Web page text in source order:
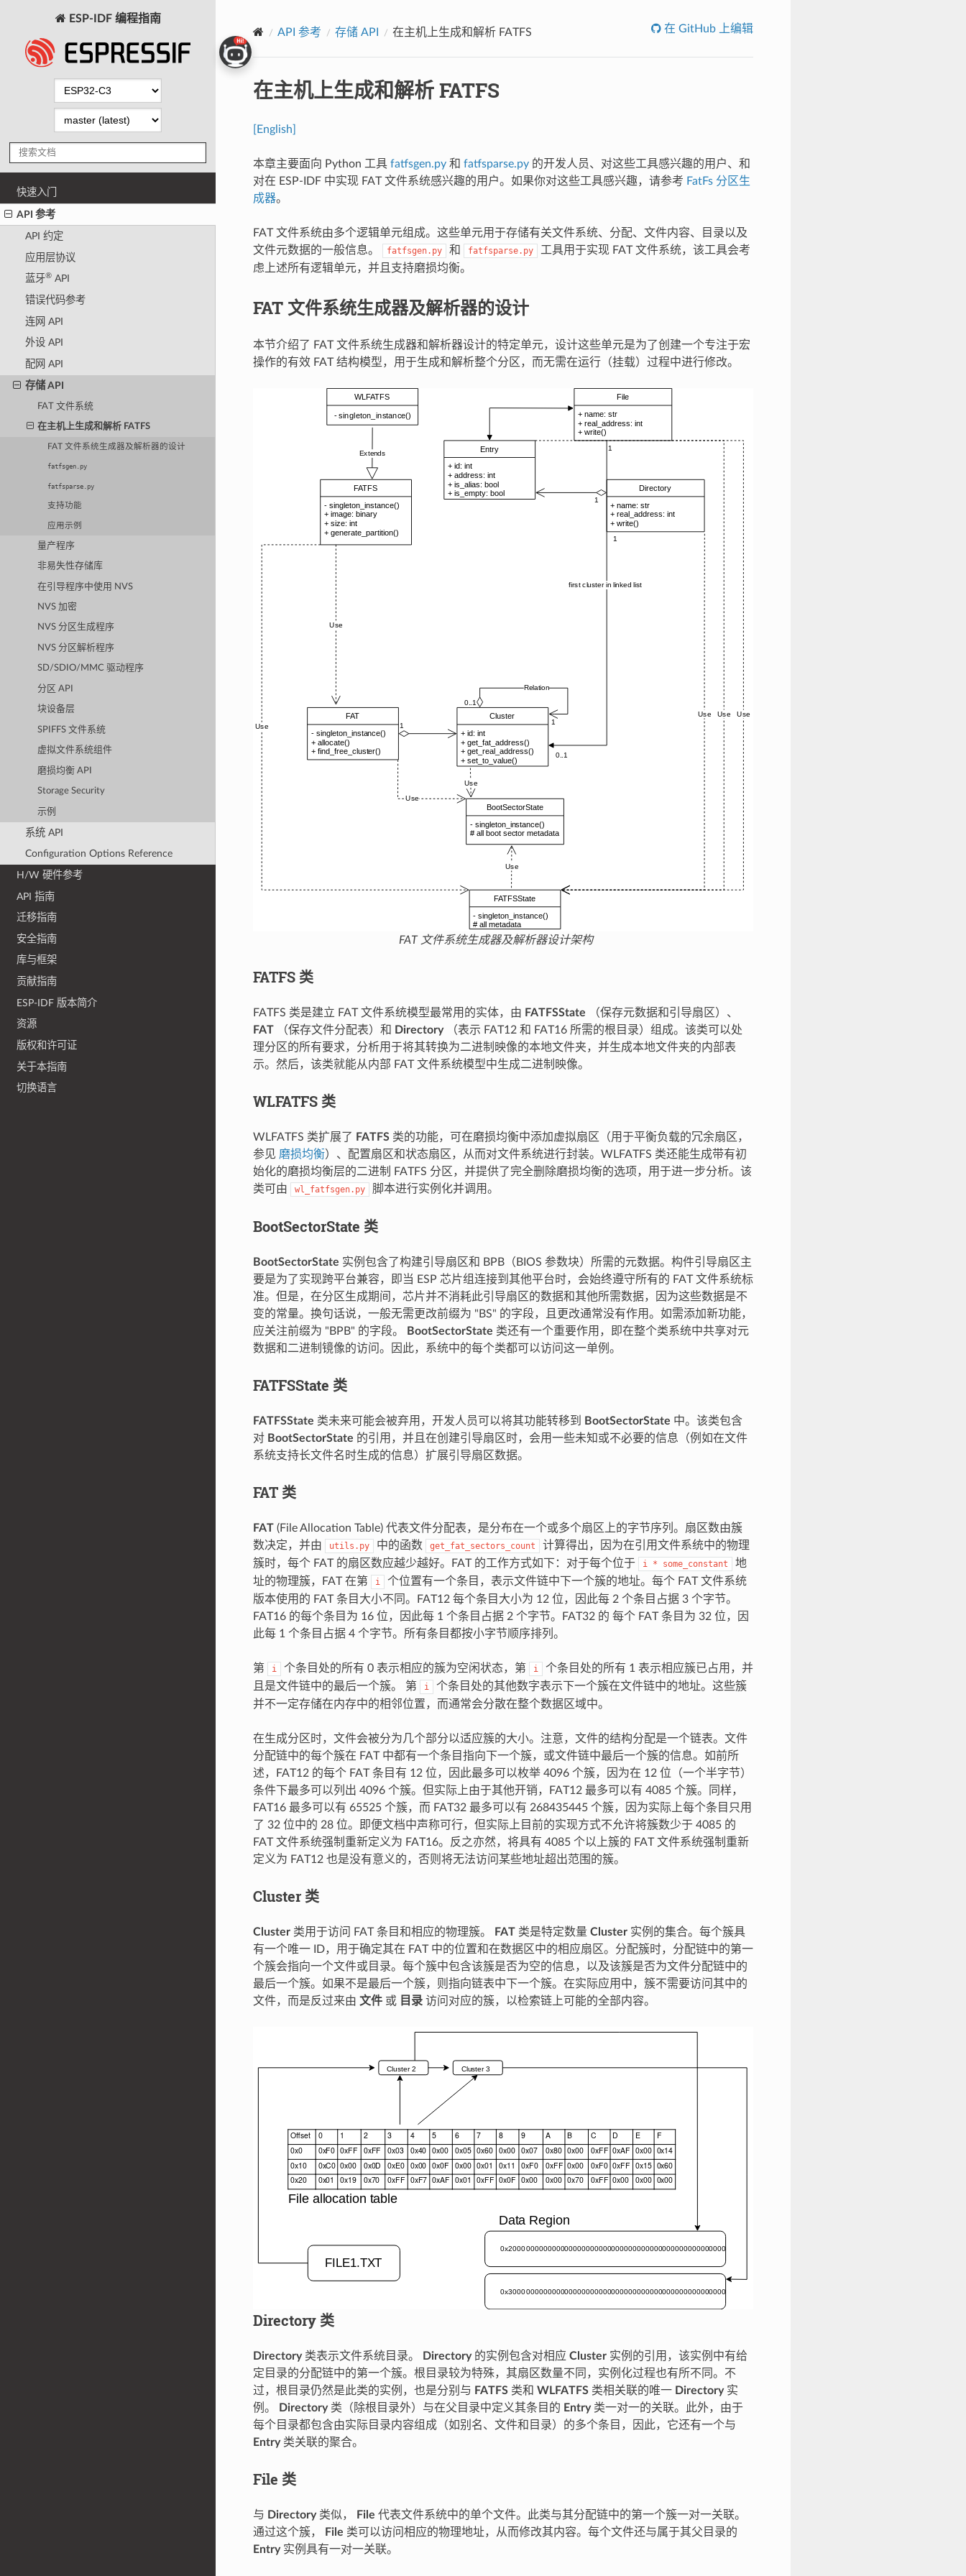
ESP-IDF 编程指南
快速入门
API 参考
API 约定
应用层协议
蓝牙®API
错误代码参考
连网 API
外设 API
配网 API
存储 API
FAT 文件系统
在主机上生成和解析 FATFS
FAT 文件系统生成器及解析器的设计
fatfsgen.py
fatfsparse.py
支持功能
应用示例
量产程序
非易失性存储库
在引导程序中使用 NVS
NVS 加密
NVS 分区生成程序
NVS 分区解析程序
SD/SDIO/MMC 驱动程序
分区 API
块设备层
SPIFFS 文件系统
虚拟文件系统组件
磨损均衡 API
Storage Security
示例
系统 API
Configuration Options Reference
H/W 硬件参考
API 指南
迁移指南
安全指南
库与框架
贡献指南
ESP-IDF 版本简介
资源
版权和许可证
关于本指南
切换语言
API 参考 存储 API 在主机上生成和解析 FATFS 在 GitHub 上编辑
在主机上生成和解析 FATFS
[English]
本章主要面向 Python 工具 fatfsgen.py 和 fatfsparse.py 的开发人员、对这些工具感兴趣的用户、和
对在 ESP-IDF 中实现 FAT 文件系统感兴趣的用户。如果你对这些工具感兴趣，请参考 FatFs 分区生
成器。
FAT 文件系统由多个逻辑单元组成。这些单元用于存储有关文件系统、分配、文件内容、目录以及
文件元数据的一般信息。
fatfsgen.py 和 fatfsparse.py
工具用于实现 FAT 文件系统，该工具会考
虑上述所有逻辑单元，并且支持磨损均衡。
FAT 文件系统生成器及解析器的设计
本节介绍了 FAT 文件系统生成器和解析器设计的特定单元，设计这些单元是为了创建一个专注于宏
操作的有效 FAT 结构模型，用于生成和解析整个分区，而无需在运行（挂载）过程中进行修改。
FAT 文件系统生成器及解析器设计架构
FATFS 类
FATFS 类是建立 FAT 文件系统模型最常用的实体，由 FATFSState （保存元数据和引导扇区）、
FAT（保存文件分配表）和 Directory（表示 FAT12 和 FAT16 所需的根目录）组成。该类可以处
理分区的所有要求，分析用于将其转换为二进制映像的本地文件夹，并生成本地文件夹的内部表
示。然后，该类就能从内部 FAT 文件系统模型中生成二进制映像。
WLFATFS 类
WLFATFS 类扩展了 FATFS类的功能，可在磨损均衡中添加虚拟扇区（用于平衡负载的冗余扇区，
参见 磨损均衡）、配置扇区和状态扇区，从而对文件系统进行封装。WLFATFS 类还能生成带有初
始化的磨损均衡层的二进制 FATFS 分区，并提供了完全删除磨损均衡的选项，用于进一步分析。该
类可由
wl_fatfsgen.py 脚本进行实例化并调用。
BootSectorState 类
BootSectorState 实例包含了构建引导扇区和 BPB（BIOS 参数块）所需的元数据。构件引导扇区主
要是为了实现跨平台兼容，即当 ESP 芯片组连接到其他平台时，会始终遵守所有的 FAT 文件系统标
准。但是，在分区生成期间，芯片并不消耗此引导扇区的数据和其他所需数据，因为这些数据是不
变的常量。换句话说，一般无需更改前缀为 "BS" 的字段，且更改通常没有作用。如需添加新功能，
应关注前缀为 "BPB" 的字段。
BootSectorState 类还有一个重要作用，即在整个类系统中共享对元
数据和二进制镜像的访问。因此，系统中的每个类都可以访问这一单例。
FATFSState 类
FATFSState 类未来可能会被弃用，开发人员可以将其功能转移到 BootSectorState 中。该类包含
对 BootSectorState 的引用，并且在创建引导扇区时，会用一些未知或不必要的信息（例如在文件
系统支持长文件名时生成的信息）扩展引导扇区数据。
FAT 类
FAT(File Allocation Table) 代表文件分配表，是分布在一个或多个扇区上的字节序列。扇区数由簇
数决定，并由
utils.py 中的函数 get_fat_sectors_count
计算得出，因为在引用文件系统中的物理
簇时，每个 FAT 的扇区数应越少越好。FAT 的工作方式如下：对于每个位于
i * some_constant
地
址的物理簇，FAT 在第
i
个位置有一个条目，表示文件链中下一个簇的地址。每个 FAT 文件系统
版本使用的 FAT 条目大小不同。FAT12 每个条目大小为 12 位，因此每 2 个条目占据 3 个字节。
FAT16 的每个条目为 16 位，因此每 1 个条目占据 2 个字节。FAT32 的 每个 FAT 条目为 32 位，因
此每 1 个条目占据 4 个字节。所有条目都按小字节顺序排列。
第 i 个条目处的所有 0 表示相应的簇为空闲状态，第 i
个条目处的所有 1 表示相应簇已占用，并
且是文件链中的最后一个簇。 第
i
个条目处的其他数字表示下一个簇在文件链中的地址。这些簇
并不一定存储在内存中的相邻位置，而通常会分散在整个数据区域中。
在生成分区时，文件会被分为几个部分以适应簇的大小。注意，文件的结构分配是一个链表。文件
分配链中的每个簇在 FAT 中都有一个条目指向下一个簇，或文件链中最后一个簇的信息。如前所
述，FAT12 的每个 FAT 条目有 12 位，因此最多可以枚举 4096 个簇，因为在 12 位（一个半字节）
条件下最多可以列出 4096 个簇。但实际上由于其他开销，FAT12 最多可以有 4085 个簇。同样，
FAT16 最多可以有 65525 个簇，而 FAT32 最多可以有 268435445 个簇，因为实际上每个条目只用
了 32 位中的 28 位。即便文档中声称可行，但实际上目前的实现方式不允许将簇数少于 4085 的
FAT 文件系统强制重新定义为 FAT16。反之亦然，将具有 4085 个以上簇的 FAT 文件系统强制重新
定义为 FAT12 也是没有意义的，否则将无法访问某些地址超出范围的簇。
Cluster 类
Cluster类用于访问 FAT 条目和相应的物理簇。 FAT类是特定数量 Cluster实例的集合。每个簇具
有一个唯一 ID，用于确定其在 FAT 中的位置和在数据区中的相应扇区。分配簇时，分配链中的第一
个簇会指向一个文件或目录。每个簇中包含该簇是否为空的信息，以及该簇是否为文件分配链中的
最后一个簇。如果不是最后一个簇，则指向链表中下一个簇。在实际应用中，簇不需要访问其中的
文件，而是反过来由 文件或 目录访问对应的簇，以检索链上可能的全部内容。
Directory 类
Directory类表示文件系统目录。 Directory的实例包含对相应 Cluster实例的引用，该实例中有给
定目录的分配链中的第一个簇。根目录较为特殊，其扇区数量不同，实例化过程也有所不同。不
过，根目录仍然是此类的实例，也是分别与 FATFS类和 WLFATFS类相关联的唯一 Directory实
例。
Directory类（除根目录外）与在父目录中定义其条目的 Entry类一对一的关联。此外，由于
每个目录都包含由实际目录内容组成（如别名、文件和目录）的多个条目，因此，它还有一个与
Entry类关联的聚合。
File 类
与 Directory类似， File 代表文件系统中的单个文件。此类与其分配链中的第一个簇一对一关联。
通过这个簇，
File 类可以访问相应的物理地址，从而修改其内容。每个文件还与属于其父目录的
Entry实例具有一对一关联。